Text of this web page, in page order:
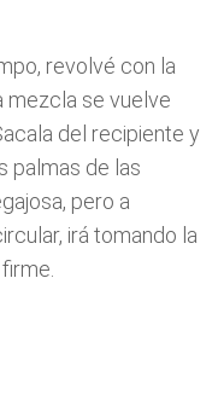
revolvé con la
mezcla se vuelve
del recipiente y
palmas de las
pero a
irá tomando la